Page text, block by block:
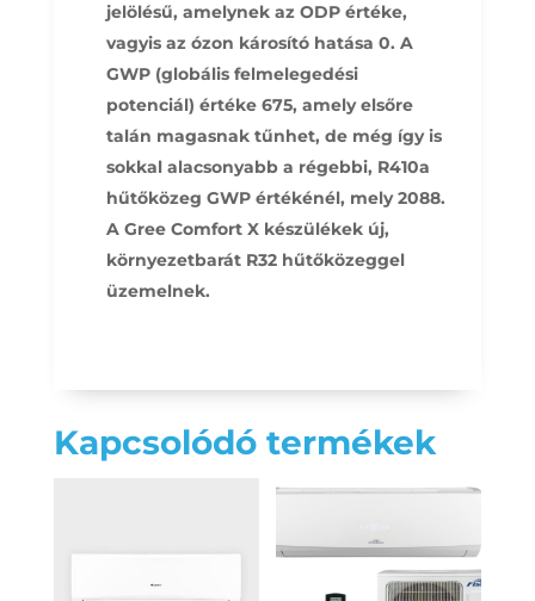
jelölésű, amelynek az ODP értéke,
vagyis az ózon károsító hatása 0. A
GWP (globális felmelegedési
potenciál) értéke 675, amely elsőre
talán magasnak tűnhet, de még így is
sokkal alacsonyabb a régebbi, R410a
hűtőközeg GWP értékénél, mely 2088.
A Gree Comfort X készülékek új,
környezetbarát R32 hűtőközeggel
üzemelnek.
Kapcsolódó termékek